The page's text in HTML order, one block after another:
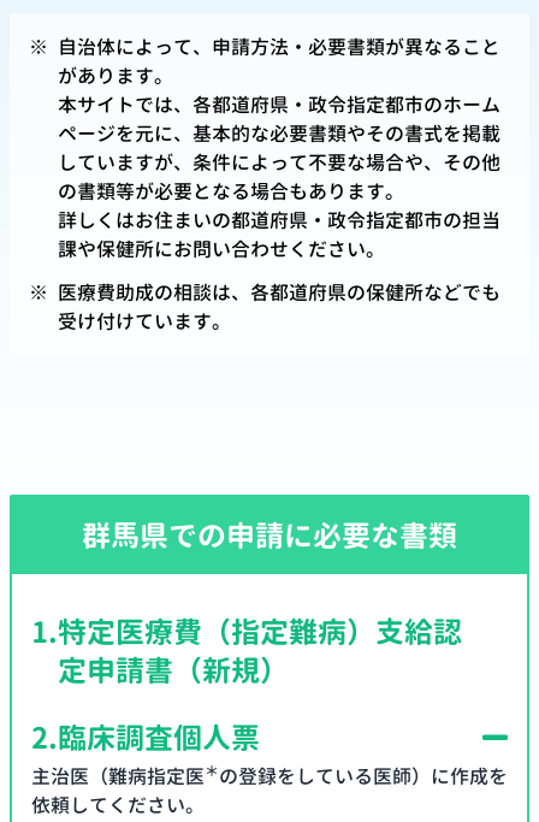
※ 自治体によって、申請方法・必要書類が異なること
があります。
本サイトでは、各都道府県・政令指定都市のホーム
ページを元に、基本的な必要書類やその書式を掲載
していますが、条件によって不要な場合や、その他
の書類等が必要となる場合もあります。
詳しくはお住まいの都道府県・政令指定都市の担当
課や保健所にお問い合わせください。
※ 医療費助成の相談は、各都道府県の保健所などでも
受け付けています。
群馬県での申請に必要な書類
1.特定医療費（指定難病）支給認
定申請書（新規）
2.臨床調査個人票
主治医（難病指定医＊の登録をしている医師）に作成を
依頼してください。